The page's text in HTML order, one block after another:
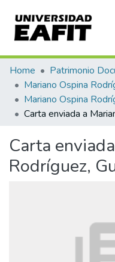
Communities &
All of DSpace
Statistics
Home Patrimonio
Mariano Ospina
Carta
Rodríguez,